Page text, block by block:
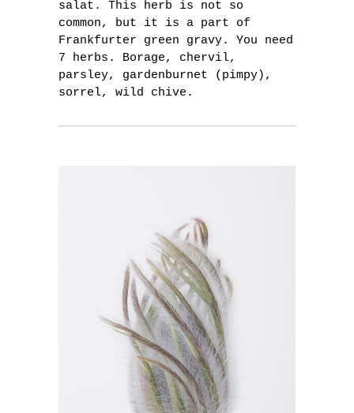
salat. This herb is not so
common, but it is a part of
Frankfurter green gravy. You need
7 herbs. Borage, chervil,
parsley, gardenburnet (pimpy),
sorrel, wild chive.